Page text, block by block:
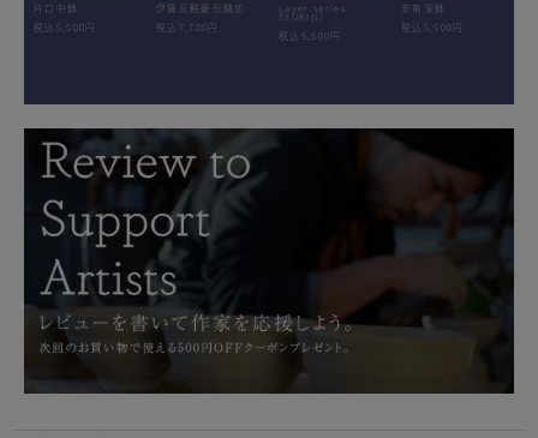
片口中鉢
税込5,500円
伊賀灰釉菱形鎬皿
税込7,700円
Layer.series
SYUKI(L)
税込5,500円
安南深鉢
税込5,500円